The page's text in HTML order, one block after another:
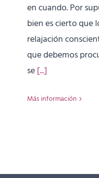
en cuando. Por
bien es cierto que
relajación
que debemos
se[...]
Más información